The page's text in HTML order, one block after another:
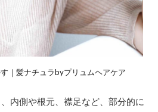
｜髪ナチュラbyプリュムヘアケア
内側や根元、襟足など、部分的に